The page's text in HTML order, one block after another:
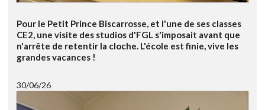
Pour le Petit Prince Biscarrosse, et l'une de ses classes
CE2, une visite des studios d'FGL s'imposait avant que
n'arrête de retentir la cloche. L'école est finie, vive les
grandes vacances !
30/06/26